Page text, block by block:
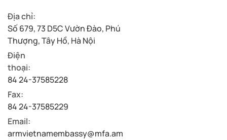
Địa chỉ:
Số 679, 73 D5C Vườn Đào, Phú
Thượng, Tây Hồ, Hà Nội
Điện
thoại:
84 24-37585228
Fax:
84 24-37585229
Email:
armvietnamembassy@mfa.am